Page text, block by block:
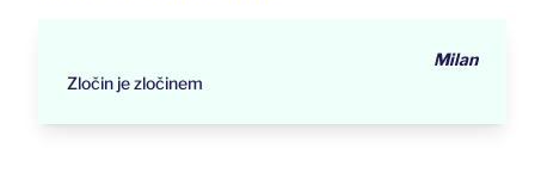
Milan
Zločin je zločinem